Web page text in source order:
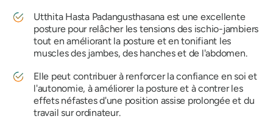
Utthita Hasta Padangusthasana est une excellente
posture pour relâcher les tensions des ischio-jambiers
tout en améliorant la posture et en tonifiant les
muscles des jambes, des hanches et de l'abdomen.
Elle peut contribuer à renforcer la confiance en soi et
l'autonomie, à améliorer la posture et à contrer les
effets néfastes d'une position assise prolongée et du
travail sur ordinateur.